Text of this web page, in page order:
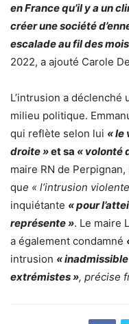
en France qu’il y a un
créer une société
escalade au fil des
2022, a ajouté Carole
L’intrusion a déclenché
milieu politique.
qui reflète selon lui « le
droite »et sa « volonté
maire RN de
que « l’intrusion
inquiétante « pour
représente ». Le maire
a également condamné
intrusion «
extrémistes », précise